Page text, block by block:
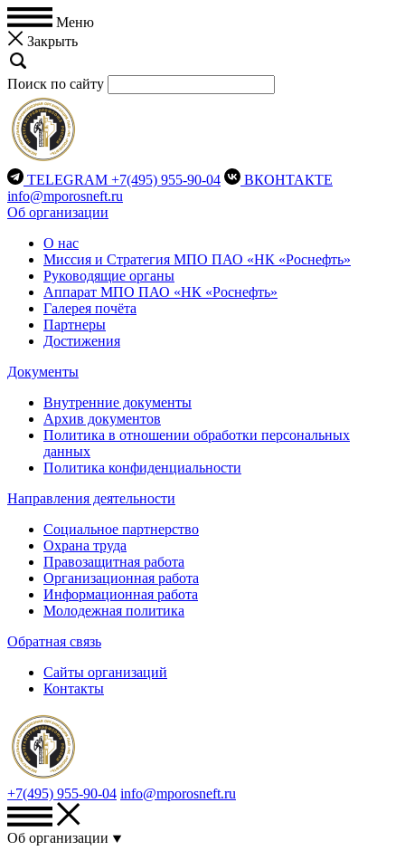
Меню
Закрыть
Поиск по сайту
TELEGRAM +7(495) 955-90-04
ВКОНТАКТЕ
info@mporosneft.ru
Об организации
О нас
Миссия и Стратегия МПО ПАО «НК «Роснефть»
Руководящие органы
Аппарат МПО ПАО «НК «Роснефть»
Галерея почёта
Партнеры
Достижения
Документы
Внутренние документы
Архив документов
Политика в отношении обработки персональных
данных
Политика конфиденциальности
Направления деятельности
Социальное партнерство
Охрана труда
Правозащитная работа
Организационная работа
Информационная работа
Молодежная политика
Обратная связь
Сайты организаций
Контакты
+7(495) 955-90-04 info@mporosneft.ru
Об организации